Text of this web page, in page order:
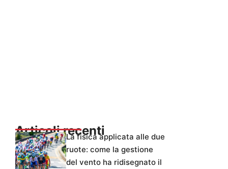
Articoli recentiLa fisica applicata alle due
ruote: come la gestione
del vento ha ridisegnato il